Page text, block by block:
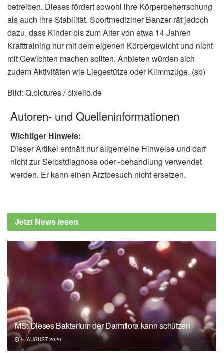
betreiben. Dieses fördert sowohl ihre Körperbeherrschung
als auch ihre Stabilität. Sportmediziner Banzer rät jedoch
dazu, dass Kinder bis zum Alter von etwa 14 Jahren
Krafttraining nur mit dem eigenen Körpergewicht und nicht
mit Gewichten machen sollten. Anbieten würden sich
zudem Aktivitäten wie Liegestütze oder Klimmzüge. (sb)
Bild: Q.pictures / pixelio.de
Autoren- und Quelleninformationen
Wichtiger Hinweis:
Dieser Artikel enthält nur allgemeine Hinweise und darf
nicht zur Selbstdiagnose oder -behandlung verwendet
werden. Er kann einen Arztbesuch nicht ersetzen.
Jetzt News lesen
MS: Dieses Bakterium der Darmflora kann schützen
5. AUGUST 2026